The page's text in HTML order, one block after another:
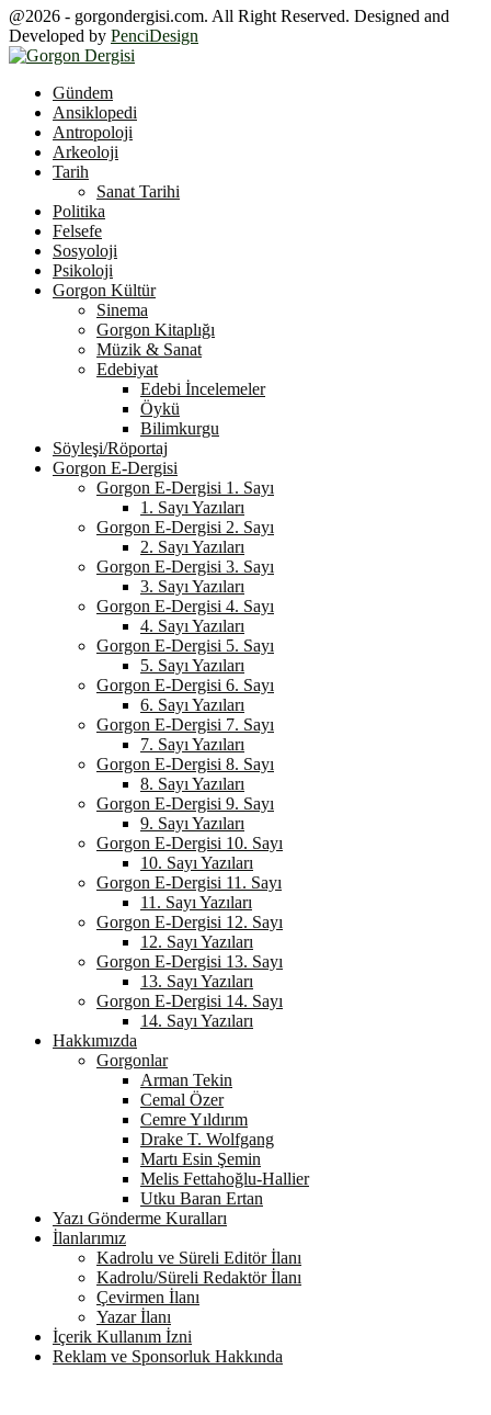
@2026 - gorgondergisi.com. All Right Reserved. Designed and
Developed by PenciDesign
Gündem
Ansiklopedi
Antropoloji
Arkeoloji
Tarih
Sanat Tarihi
Politika
Felsefe
Sosyoloji
Psikoloji
Gorgon Kültür
Sinema
Gorgon Kitaplığı
Müzik & Sanat
Edebiyat
Edebi İncelemeler
Öykü
Bilimkurgu
Söyleşi/Röportaj
Gorgon E-Dergisi
Gorgon E-Dergisi 1. Sayı
1. Sayı Yazıları
Gorgon E-Dergisi 2. Sayı
2. Sayı Yazıları
Gorgon E-Dergisi 3. Sayı
3. Sayı Yazıları
Gorgon E-Dergisi 4. Sayı
4. Sayı Yazıları
Gorgon E-Dergisi 5. Sayı
5. Sayı Yazıları
Gorgon E-Dergisi 6. Sayı
6. Sayı Yazıları
Gorgon E-Dergisi 7. Sayı
7. Sayı Yazıları
Gorgon E-Dergisi 8. Sayı
8. Sayı Yazıları
Gorgon E-Dergisi 9. Sayı
9. Sayı Yazıları
Gorgon E-Dergisi 10. Sayı
10. Sayı Yazıları
Gorgon E-Dergisi 11. Sayı
11. Sayı Yazıları
Gorgon E-Dergisi 12. Sayı
12. Sayı Yazıları
Gorgon E-Dergisi 13. Sayı
13. Sayı Yazıları
Gorgon E-Dergisi 14. Sayı
14. Sayı Yazıları
Hakkımızda
Gorgonlar
Arman Tekin
Cemal Özer
Cemre Yıldırım
Drake T. Wolfgang
Martı Esin Şemin
Melis Fettahoğlu-Hallier
Utku Baran Ertan
Yazı Gönderme Kuralları
İlanlarımız
Kadrolu ve Süreli Editör İlanı
Kadrolu/Süreli Redaktör İlanı
Çevirmen İlanı
Yazar İlanı
İçerik Kullanım İzni
Reklam ve Sponsorluk Hakkında